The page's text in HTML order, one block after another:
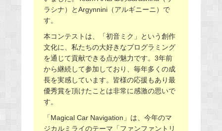
ラシナ）とArgynnini（アルギニーニ）で
す。
本コンテストは、「初音ミク」という創作
文化に、私たちの大好きなプログラミング
を通じて貢献できる点が魅力です。3年前
から継続して参加しており、毎年多くの成
長を実感しています。皆様の応援もあり最
優秀賞を頂けたことは非常に感激の思いで
す。
「Magical Car Navigation」は、今年のマ
ジカルミライのテーマ「ファンファントリ